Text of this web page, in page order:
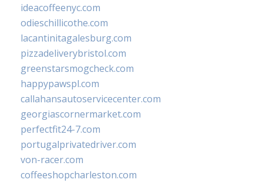
ideacoffeenyc.com
odieschillicothe.com
lacantinitagalesburg.com
pizzadeliverybristol.com
greenstarsmogcheck.com
happypawspl.com
callahansautoservicecenter.com
georgiascornermarket.com
perfectfit24-7.com
portugalprivatedriver.com
von-racer.com
coffeeshopcharleston.com